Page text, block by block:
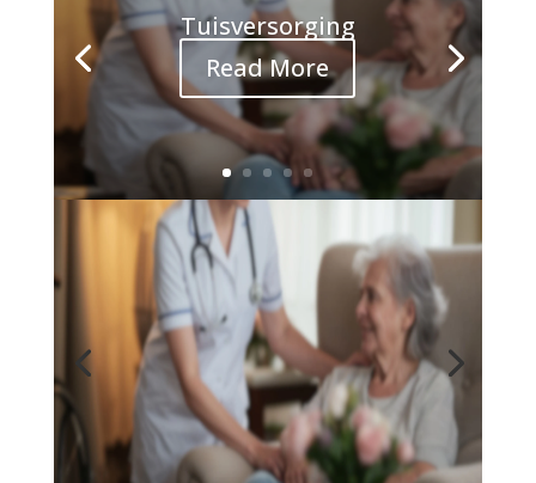
Tuisversorging
Read More